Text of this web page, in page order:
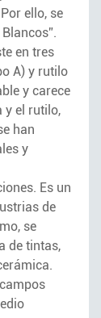
ello, se
en tres
A) y rutilo
y carece
y el rutilo,
han
y
Es un
de
se
de tintas,